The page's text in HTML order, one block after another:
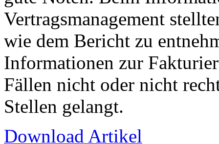
Vertragsmanagement
wie dem Bericht zu
Informationen zur
Fällen nicht oder nicht
Stellen gelangt.
Download Artikel